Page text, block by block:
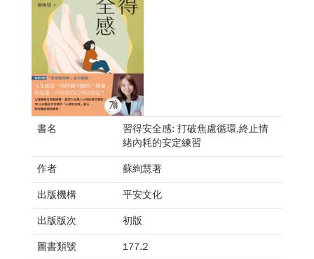
書名
習得安全感: 打破焦慮循環,終止情
緒內耗的安定練習
作者 蘇絢慧著
出版機構 平安文化
出版版次 初版
圖書類號 177.2